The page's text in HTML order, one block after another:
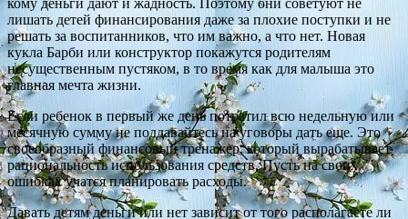
кому деньги дают и жадность. Поэтому они советуют не
лишать детей финансирования даже за плохие поступки и не
решать за воспитанников, что им важно, а что нет. Новая
кукла Барби или конструктор покажутся родителям
несущественным пустяком, в то время как для малыша это
главная мечта жизни.
Если ребенок в первый же день потратил всю недельную или
месячную сумму не поддавайтесь на уговоры дать еще. Это
своеобразный финансовый тренажер, который вырабатывает
рациональность использования средств. Пусть на своих
ошибках учатся планировать расходы.
Давать детям деньги или нет зависит от того располагаете ли